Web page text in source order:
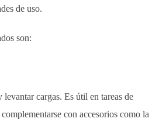
de uso.
son:
cargas. Es útil en tareas de
con accesorios como la